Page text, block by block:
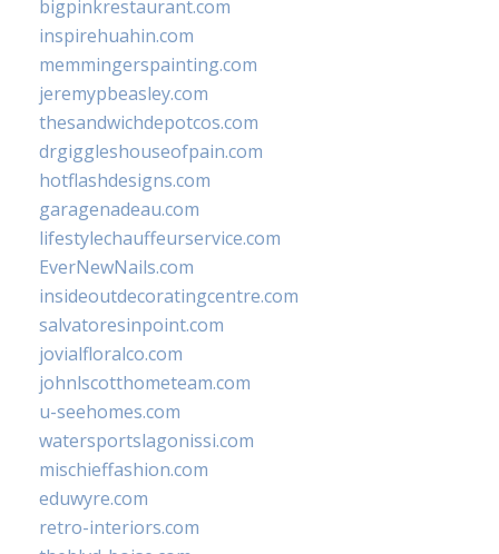
bigpinkrestaurant.com
inspirehuahin.com
memmingerspainting.com
jeremypbeasley.com
thesandwichdepotcos.com
drgiggleshouseofpain.com
hotflashdesigns.com
garagenadeau.com
lifestylechauffeurservice.com
EverNewNails.com
insideoutdecoratingcentre.com
salvatoresinpoint.com
jovialfloralco.com
johnlscotthometeam.com
u-seehomes.com
watersportslagonissi.com
mischieffashion.com
eduwyre.com
retro-interiors.com